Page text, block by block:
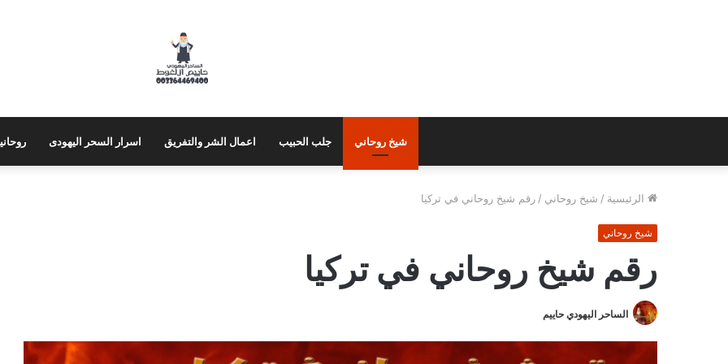
شيخ روحاني جلب الحبيب اعمال الشر والتفريق اسرار السحر اليهودى
الرئيسية / شيخ روحاني / رقم شيخ روحاني في تركيا
شيخ روحاني
رقم شيخ روحاني في تركيا
الساحر اليهودي حاييم